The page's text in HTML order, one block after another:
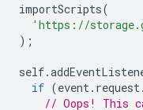
importScripts(
'https://
);
self.
if (event. request.
// Oops! This